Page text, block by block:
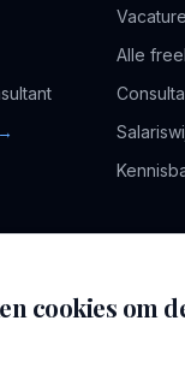
Alle
VOOR
Inloggen
cookies om